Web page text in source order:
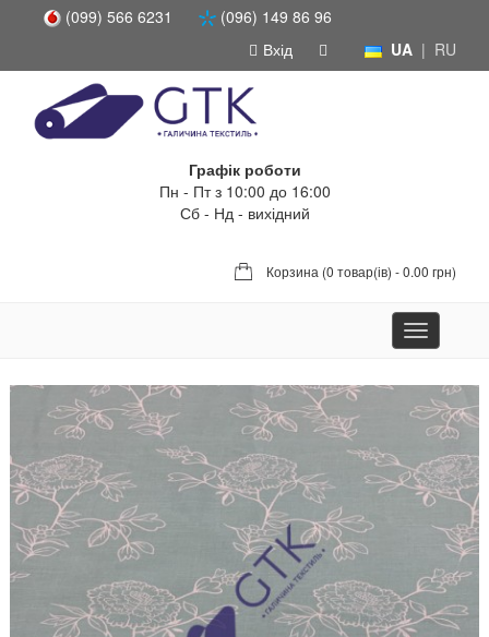
(099) 566 6231
(096) 149 86 96
UA | RU
Вхід
Графік роботи
Пн - Пт з 10:00 до 16:00
Сб - Нд - вихідний
Корзина (0 товар(ів) - 0.00 грн)
Toggle
navigation